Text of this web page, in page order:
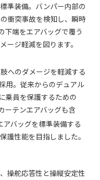
準装備。バンパー内部の
衝突事故を検知し、瞬時
下端をエアバッグで覆う
ージ軽減を図ります。
へのダメージを軽減する
用。従来からのデュアル
乗員を保護するための
ーテンエアバッグも含
アバッグを標準装備する
護性能を目指しました。
操舵応答性と操縦安定性